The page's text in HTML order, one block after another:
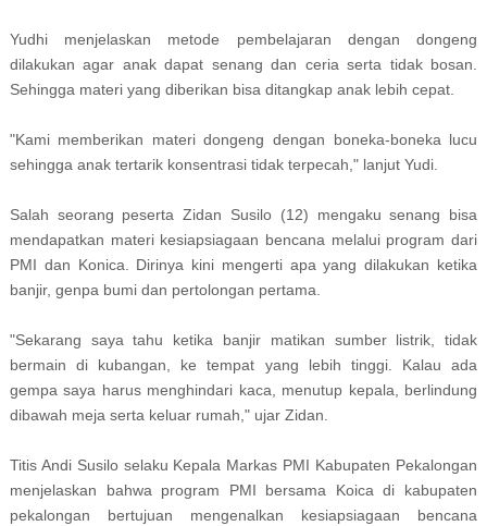
Yudhi menjelaskan metode pembelajaran dengan dongeng
dilakukan agar anak dapat senang dan ceria serta tidak bosan.
Sehingga materi yang diberikan bisa ditangkap anak lebih cepat.
"Kami memberikan materi dongeng dengan boneka-boneka lucu
sehingga anak tertarik konsentrasi tidak terpecah," lanjut Yudi.
Salah seorang peserta Zidan Susilo (12) mengaku senang bisa
mendapatkan materi kesiapsiagaan bencana melalui program dari
PMI dan Konica. Dirinya kini mengerti apa yang dilakukan ketika
banjir, genpa bumi dan pertolongan pertama.
"Sekarang saya tahu ketika banjir matikan sumber listrik, tidak
bermain di kubangan, ke tempat yang lebih tinggi. Kalau ada
gempa saya harus menghindari kaca, menutup kepala, berlindung
dibawah meja serta keluar rumah," ujar Zidan.
Titis Andi Susilo selaku Kepala Markas PMI Kabupaten Pekalongan
menjelaskan bahwa program PMI bersama Koica di kabupaten
pekalongan bertujuan mengenalkan kesiapsiagaan bencana